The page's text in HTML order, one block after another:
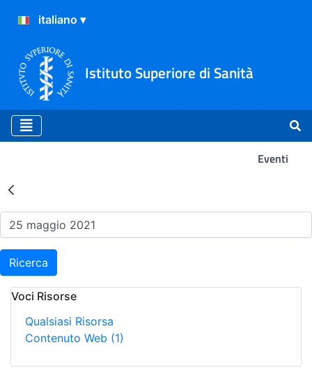
Istituto Superiore di Sanità
Eventi
Risultati della Ricerca -
Ricerca
Voci Risorse
Qualsiasi Risorsa
Contenuto Web (1)